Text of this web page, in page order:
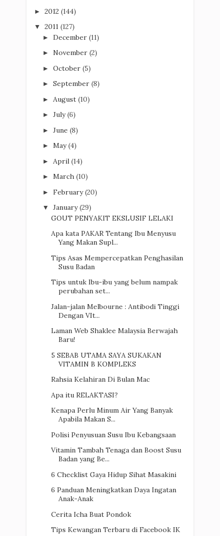
► 2012 (144)
▼ 2011 (127)
► December (11)
► November (2)
► October (5)
► September (8)
► August (10)
► July(6)
► June (8)
► May(4)
► April (14)
► March (10)
► February(20)
▼ January(29)
GOUT PENYAKIT EKSLUSIF LELAKI
Apa kata PAKAR Tentang Ibu Menyusu
Yang Makan Supl...
Tips Asas Mempercepatkan Penghasilan
Susu Badan
Tips untuk Ibu-ibu yang belum nampak
perubahan set...
Jalan-jalan Melbourne : Antibodi Tinggi
Dengan VIt...
Laman Web Shaklee Malaysia Berwajah
Baru!
5 SEBAB UTAMA SAYA SUKAKAN
VITAMIN B KOMPLEKS
Rahsia Kelahiran Di Bulan Mac
Apa itu RELAKTASI?
Kenapa Perlu Minum Air Yang Banyak
Apabila Makan S...
Polisi Penyusuan Susu Ibu Kebangsaan
Vitamin Tambah Tenaga dan Boost Susu
Badan yang Be...
6 Checklist Gaya Hidup Sihat Masakini
6 Panduan Meningkatkan Daya Ingatan
Anak-Anak
Cerita Icha Buat Pondok
Tips Kewangan Terbaru di Facebook IK